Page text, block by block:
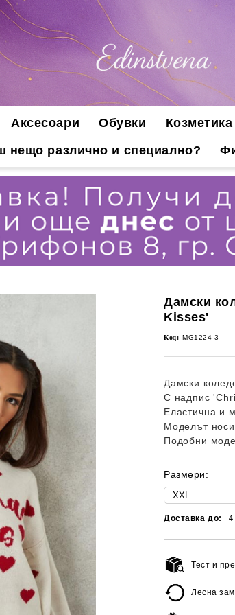
Аксесоари Обувки
нещо различно и специално?
Дамски
Kisses'
Код: MG1224-3
Дамски
С надпис
Еластична и
Моделът
Подобни
Размери:
Доставка до:
Тест и
Лесна